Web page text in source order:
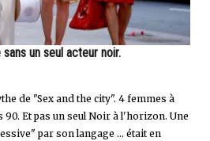
un seul acteur noir.
de "Sex and the city". 4 femmes à
90. Et pas un seul Noir à l'horizon. Une
par son langage ... était en